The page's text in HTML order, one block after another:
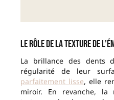
Le rôle de la texture de
La brillance des dents
régularité de leur
parfaitement lisse, elle
miroir. En revanche, la